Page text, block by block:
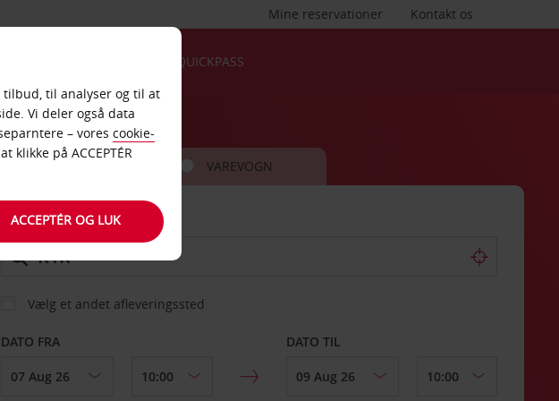
Kontakt os
Mine reservationer
QUICKPASS
BIL VAREVOGN
AFHENT FRA
Vælg et andet afleveringssted
DATO FRA DATO TIL
tilbud, til analyser og til at
Vi deler også data
– vores cookie-
klikke på ACCEPTÉR
ACCEPTÉR OG LUK